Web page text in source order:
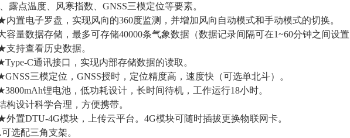
露点温度、风寒指数、GNSS三模定位等要素。
内置电子罗盘，实现风向的360度监测，并增加风向自动模式和手动模式的切换。
容量数据存储，最多可存储40000条气象数据（数据记录间隔可在1~60分钟之间设置
支持查看历史数据。
C通讯接口，实现内部存储数据的读取。
三模定位，GNSS授时，定位精度高，速度快（可选单北斗）。
锂电池，低功耗设计，长时间待机，工作运行18小时。
构设计科学合理，方便携带。
外置DTU-4G模块，上传云平台。4G模块可随时插拔更换物联网卡。
可选配三角支架。